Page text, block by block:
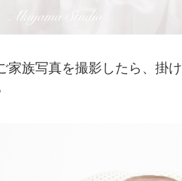
家族写真を撮影したら、掛